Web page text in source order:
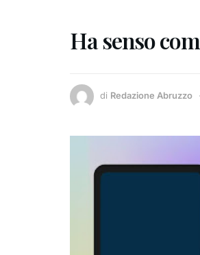
Ha senso
di Redazione Abruzzo